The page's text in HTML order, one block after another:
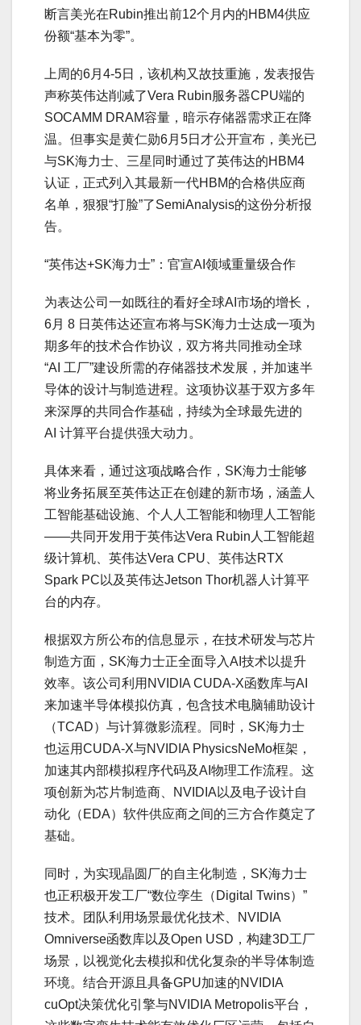
断言美光在Rubin推出前12个月内的HBM4供应
份额“基本为零”。
上周的6月4-5日，该机构又故技重施，发表报告
声称英伟达削减了Vera Rubin服务器CPU端的
SOCAMM DRAM容量，暗示存储器需求正在降
温。但事实是黄仁勋6月5日才公开宣布，美光已
与SK海力士、三星同时通过了英伟达的HBM4
认证，正式列入其最新一代HBM的合格供应商
名单，狠狠“打脸”了SemiAnalysis的这份分析报
告。
“英伟达+SK海力士”：官宣AI领域重量级合作
为表达公司一如既往的看好全球AI市场的增长，
6月 8 日英伟达还宣布将与SK海力士达成一项为
期多年的技术合作协议，双方将共同推动全球
“AI 工厂”建设所需的存储器技术发展，并加速半
导体的设计与制造进程。这项协议基于双方多年
来深厚的共同合作基础，持续为全球最先进的
AI 计算平台提供强大动力。
具体来看，通过这项战略合作，SK海力士能够
将业务拓展至英伟达正在创建的新市场，涵盖人
工智能基础设施、个人人工智能和物理人工智能
——共同开发用于英伟达Vera Rubin人工智能超
级计算机、英伟达Vera CPU、英伟达RTX
Spark PC以及英伟达Jetson Thor机器人计算平
台的内存。
根据双方所公布的信息显示，在技术研发与芯片
制造方面，SK海力士正全面导入AI技术以提升
效率。该公司利用NVIDIA CUDA-X函数库与AI
来加速半导体模拟仿真，包含技术电脑辅助设计
（TCAD）与计算微影流程。同时，SK海力士
也运用CUDA-X与NVIDIA PhysicsNeMo框架，
加速其内部模拟程序代码及AI物理工作流程。这
项创新为芯片制造商、NVIDIA以及电子设计自
动化（EDA）软件供应商之间的三方合作奠定了
基础。
同时，为实现晶圆厂的自主化制造，SK海力士
也正积极开发工厂“数位孪生（Digital Twins）”
技术。团队利用场景最优化技术、NVIDIA
Omniverse函数库以及Open USD，构建3D工厂
场景，以视觉化去模拟和优化复杂的半导体制造
环境。结合开源且具备GPU加速的NVIDIA
cuOpt决策优化引擎与NVIDIA Metropolis平台，